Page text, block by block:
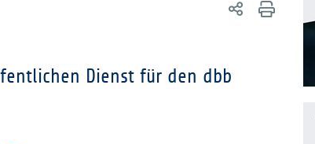
Dienst für den dbb